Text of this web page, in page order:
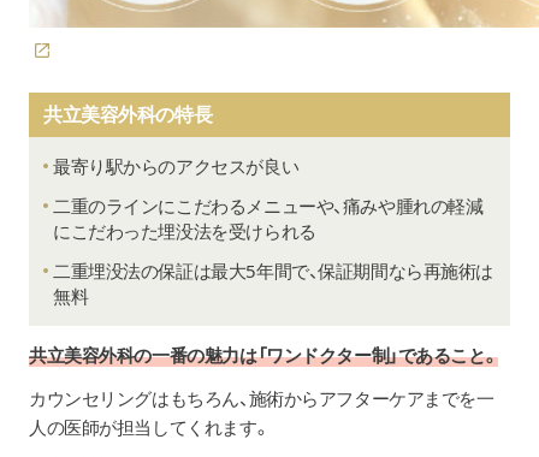
共立美容外科の特長
最寄り駅からのアクセスが良い
二重のラインにこだわるメニューや、痛みや腫れの軽減
にこだわった埋没法を受けられる
二重埋没法の保証は最大5年間で、保証期間なら再施術は
無料
共立美容外科の一番の魅力は「ワンドクター制」であること。
カウンセリングはもちろん、施術からアフターケアまでを一
人の医師が担当してくれます。